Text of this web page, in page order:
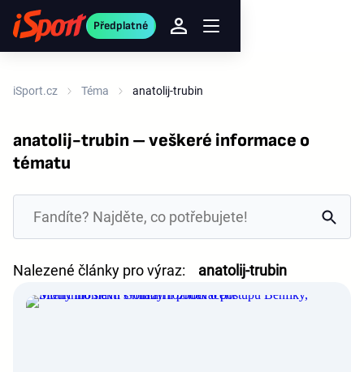
Předplatné
iSport.cz Téma anatolij-trubin
anatolij-trubin – veškeré informace o
tématu
Nalezené články pro výraz: anatolij-trubin